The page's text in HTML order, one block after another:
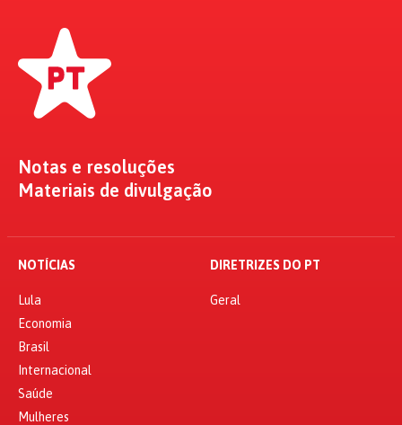
Notas e resoluções
Materiais de divulgação
NOTÍCIAS
Lula
Economia
Brasil
Internacional
Saúde
Mulheres
DIRETRIZES DO PT
Geral